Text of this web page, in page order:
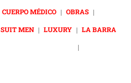
CUERPO MÉDICO | OBRAS |
SUIT MEN | LUXURY | LA BARRA
|